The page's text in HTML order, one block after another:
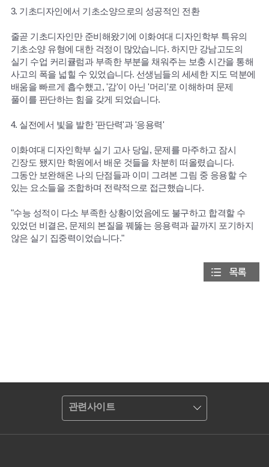
3. 기초디자인에서 기초소양으로의 성공적인 전환
줄곧 기초디자인만 준비해왔기에 이화여대 디자인학부 특유의
기초소양 유형에 대한 걱정이 많았습니다. 하지만 강남고도의
실기 수업 커리큘럼과 부족한 부분을 채워주는 보충 시간을 통해
사고의 폭을 넓힐 수 있었습니다. 선생님들의 세세한 지도 덕분에
배움을 빠르게 흡수했고, '감'이 아닌 '머리'로 이해하며 문제
풀이를 판단하는 힘을 갖게 되었습니다.
4. 실전에서 빛을 발한 '판단력'과 '응용력'
이화여대 디자인학부 실기 고사 당일, 문제를 마주하고 잠시
긴장도 됐지만 학원에서 배운 것들을 차분히 떠올렸습니다.
그동안 보완해온 나의 단점들과 이미 그려본 그림 중 응용할 수
있는 요소들을 조합하며 전략적으로 접근했습니다.
"수능 성적이 다소 부족한 상황이었음에도 불구하고 합격할 수
있었던 비결은, 문제의 본질을 꿰뚫는 응용력과 끝까지 포기하지
않은 실기 집중력이었습니다."
관련사이트